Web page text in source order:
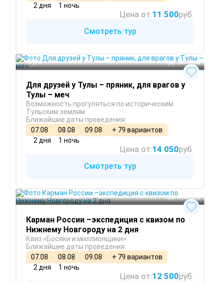
2 дня
1 ночь
Цена от:11 500руб.
Смотреть тур
Тула Круглый год
Для друзей у Тулы – пряник, для врагов у
Тулы – меч
Возможность прогуляться по историческим
Тульским землям
Ближайшие даты проведения:
07.08
08.08 09.08
+ 79 вариантов
2 дня
1 ночь
Цена от:14 050руб.
Смотреть тур
Нижний Новгород Круглый год
Карман России –экспедиция с квизом по
Нижнему Новгороду на 2 дня
Квиз «Босяки и миллионщики»
Ближайшие даты проведения:
07.08
08.08 09.08
+ 79 вариантов
2 дня
1 ночь
Цена от:12 500руб.